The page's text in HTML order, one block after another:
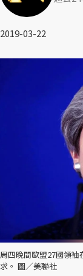
2019-03-22
周四晚間歐盟27國領
求。 圖／美聯社